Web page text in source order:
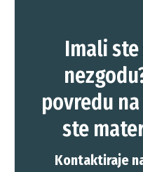
Imali
povredu
ste
Kontaktiraje